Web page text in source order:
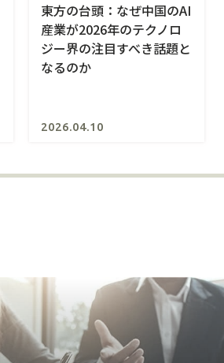
東方の台頭：なぜ中国のAI
産業が2026年のテクノロ
ジー界の注目すべき話題と
なるのか
2026.04.10